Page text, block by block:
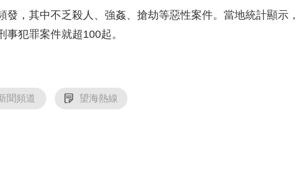
其中不乏殺人、強姦、搶劫等惡性案件。當地統計顯示
犯罪案件就超100起。
聞頻道 望海熱線